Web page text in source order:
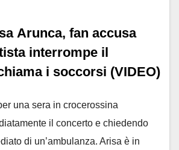
Arunca, fan accusa
interrompe il
i soccorsi (VIDEO)
una sera in crocerossina
il concerto e chiedendo
di un’ambulanza. Arisa è in